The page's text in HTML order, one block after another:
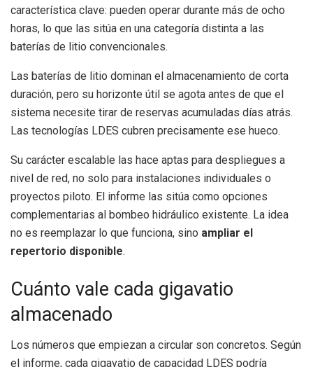
característica clave: pueden operar durante más de ocho
horas, lo que las sitúa en una categoría distinta a las
baterías de litio convencionales.
Las baterías de litio dominan el almacenamiento de corta
duración, pero su horizonte útil se agota antes de que el
sistema necesite tirar de reservas acumuladas días atrás.
Las tecnologías LDES cubren precisamente ese hueco.
Su carácter escalable las hace aptas para despliegues a
nivel de red, no solo para instalaciones individuales o
proyectos piloto. El informe las sitúa como opciones
complementarias al bombeo hidráulico existente. La idea
no es reemplazar lo que funciona, sino ampliar el
repertorio disponible.
Cuánto vale cada gigavatio
almacenado
Los números que empiezan a circular son concretos. Según
el informe, cada gigavatio de capacidad LDES podría